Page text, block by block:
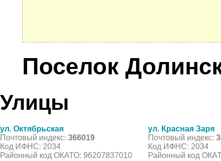
Поселок
Улицы
ул. Октябрьская
Почтовый индекс: 366019
Код ИФНС: 2034
Районный код ОКАТО: 96207837010
ул. Красная Заря
Почтовый индекс:
Код ИФНС: 2034
Районный код